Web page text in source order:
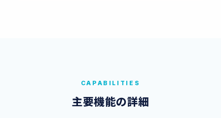
CAPABILITIES
主要機能の詳細